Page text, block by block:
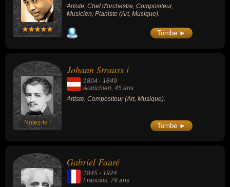
Artiste, Chef d'orchestre, Compositeur,
Musicien, Pianiste (Art, Musique).
Tombe ►
Notez-le !
Johann Strauss i
1804 - 1849
Autrichien , 45 ans
Artiste, Compositeur (Art, Musique).
Tombe ►
Gabriel Fauré
1845 - 1924
Francais, 79 ans